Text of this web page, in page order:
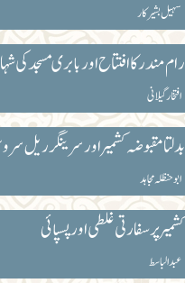
سہیل بشیر کار
رام مندر کا افتتاح اور بابری مسجد کی
افتخار گیلانی
بدلتا مقبوضہ کشمیر اور سرینگر ریل
ابوحنظلہ مجاہد
کشمیر پر سفارتی غلطی اور پسپائی
عبدالباسط